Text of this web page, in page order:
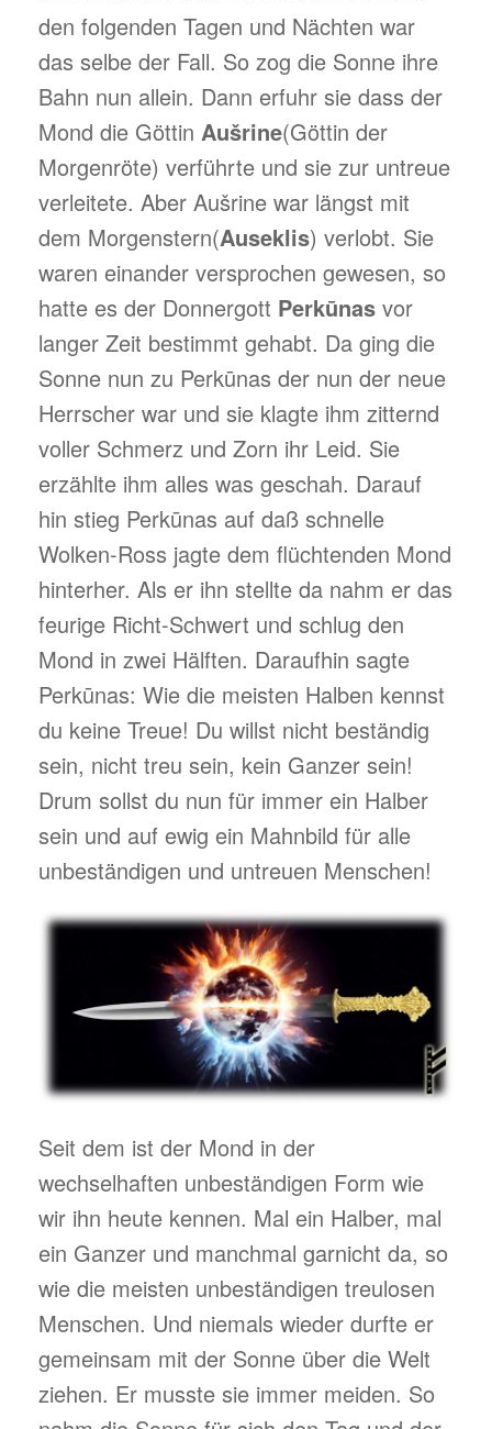
den folgenden Tagen und Nächten war
das selbe der Fall. So zog die Sonne ihre
Bahn nun allein. Dann erfuhr sie dass der
Mond die Göttin Aušrine(Göttin der
Morgenröte) verführte und sie zur untreue
verleitete. Aber Aušrine war längst mit
dem Morgenstern(Auseklis) verlobt. Sie
waren einander versprochen gewesen, so
hatte es der Donnergott Perkūnas vor
langer Zeit bestimmt gehabt. Da ging die
Sonne nun zu Perkūnas der nun der neue
Herrscher war und sie klagte ihm zitternd
voller Schmerz und Zorn ihr Leid. Sie
erzählte ihm alles was geschah. Darauf
hin stieg Perkūnas auf daß schnelle
Wolken-Ross jagte dem flüchtenden Mond
hinterher. Als er ihn stellte da nahm er das
feurige Richt-Schwert und schlug den
Mond in zwei Hälften. Daraufhin sagte
Perkūnas: Wie die meisten Halben kennst
du keine Treue! Du willst nicht beständig
sein, nicht treu sein, kein Ganzer sein!
Drum sollst du nun für immer ein Halber
sein und auf ewig ein Mahnbild für alle
unbeständigen und untreuen Menschen!
Seit dem ist der Mond in der
wechselhaften unbeständigen Form wie
wir ihn heute kennen. Mal ein Halber, mal
ein Ganzer und manchmal garnicht da, so
wie die meisten unbeständigen treulosen
Menschen. Und niemals wieder durfte er
gemeinsam mit der Sonne über die Welt
ziehen. Er musste sie immer meiden. So